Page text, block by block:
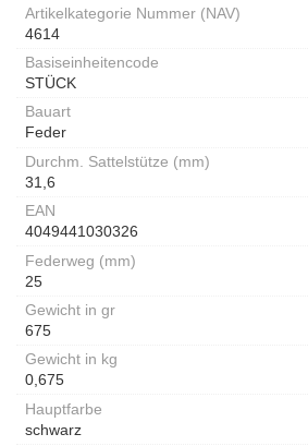
Artikelkategorie Nummer (NAV)
4614
Basiseinheitencode
STÜCK
Bauart
Feder
Durchm. Sattelstütze (mm)
31,6
EAN
4049441030326
Federweg (mm)
25
Gewicht in gr
675
Gewicht in kg
0,675
Hauptfarbe
schwarz